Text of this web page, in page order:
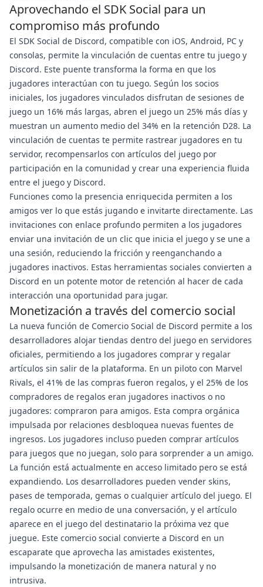
Aprovechando el SDK Social para un
compromiso más profundo
El SDK Social de Discord, compatible con iOS, Android, PC y
consolas, permite la vinculación de cuentas entre tu juego y
Discord. Este puente transforma la forma en que los
jugadores interactúan con tu juego. Según los socios
iniciales, los jugadores vinculados disfrutan de sesiones de
juego un 16% más largas, abren el juego un 25% más días y
muestran un aumento medio del 34% en la retención D28. La
vinculación de cuentas te permite rastrear jugadores en tu
servidor, recompensarlos con artículos del juego por
participación en la comunidad y crear una experiencia fluida
entre el juego y Discord.
Funciones como la presencia enriquecida permiten a los
amigos ver lo que estás jugando e invitarte directamente. Las
invitaciones con enlace profundo permiten a los jugadores
enviar una invitación de un clic que inicia el juego y se une a
una sesión, reduciendo la fricción y reenganchando a
jugadores inactivos. Estas herramientas sociales convierten a
Discord en un potente motor de retención al hacer de cada
interacción una oportunidad para jugar.
Monetización a través del comercio social
La nueva función de Comercio Social de Discord permite a los
desarrolladores alojar tiendas dentro del juego en servidores
oficiales, permitiendo a los jugadores comprar y regalar
artículos sin salir de la plataforma. En un piloto con Marvel
Rivals, el 41% de las compras fueron regalos, y el 25% de los
compradores de regalos eran jugadores inactivos o no
jugadores: compraron para amigos. Esta compra orgánica
impulsada por relaciones desbloquea nuevas fuentes de
ingresos. Los jugadores incluso pueden comprar artículos
para juegos que no juegan, solo para sorprender a un amigo.
La función está actualmente en acceso limitado pero se está
expandiendo. Los desarrolladores pueden vender skins,
pases de temporada, gemas o cualquier artículo del juego. El
regalo ocurre en medio de una conversación, y el artículo
aparece en el juego del destinatario la próxima vez que
juegue. Este comercio social convierte a Discord en un
escaparate que aprovecha las amistades existentes,
impulsando la monetización de manera natural y no
intrusiva.